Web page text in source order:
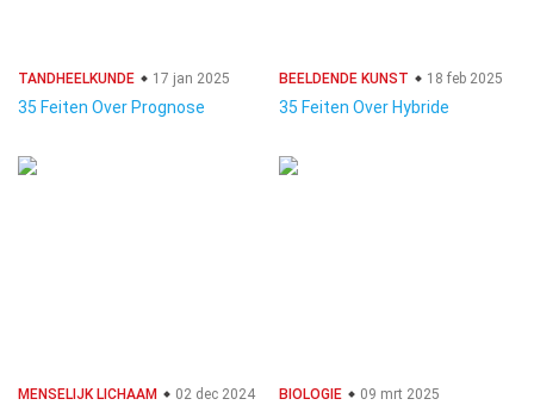
TANDHEELKUNDE 17 jan 2025
35 Feiten Over Prognose
BEELDENDE KUNST 18 feb 2025
35 Feiten Over Hybride
MENSELIJK LICHAAM 02 dec 2024 BIOLOGIE 09 mrt 2025